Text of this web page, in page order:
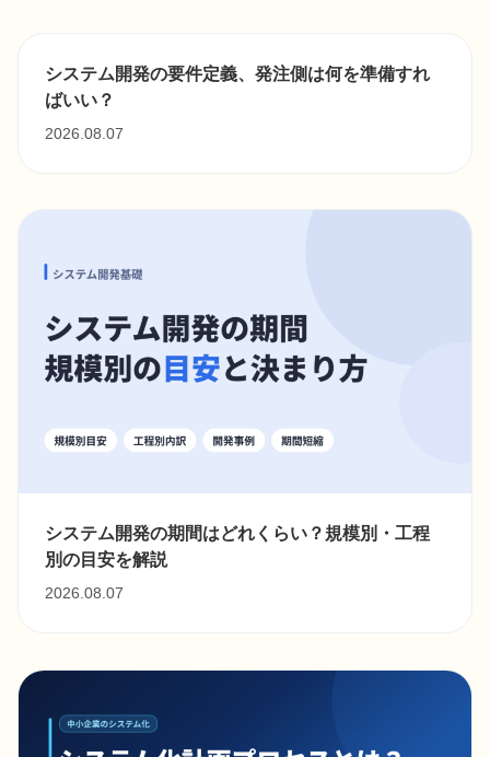
システム開発の要件定義、発注側は何を準備すれ
ばいい？
2026.08.07
システム開発の期間はどれくらい？規模別・工程
別の目安を解説
2026.08.07